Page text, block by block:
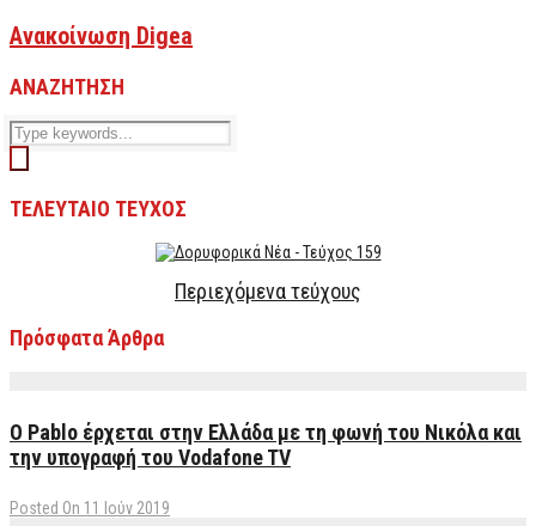
Ανακοίνωση Digea
ΑΝΑΖΗΤΗΣΗ
ΤΕΛΕΥΤΑΙΟ ΤΕΥΧΟΣ
Περιεχόμενα τεύχους
Πρόσφατα Άρθρα
Ο Pablo έρχεται στην Ελλάδα με τη φωνή του Νικόλα και
την υπογραφή του Vodafone TV
Posted On 11 Ιούν 2019